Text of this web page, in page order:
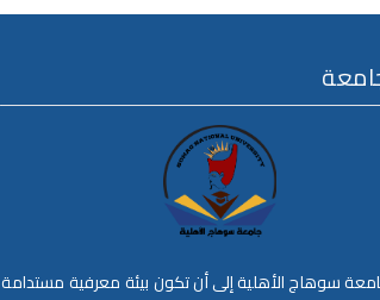
سوهاج الأهلية إلى أن تكون بيئة معرفية مستدامة